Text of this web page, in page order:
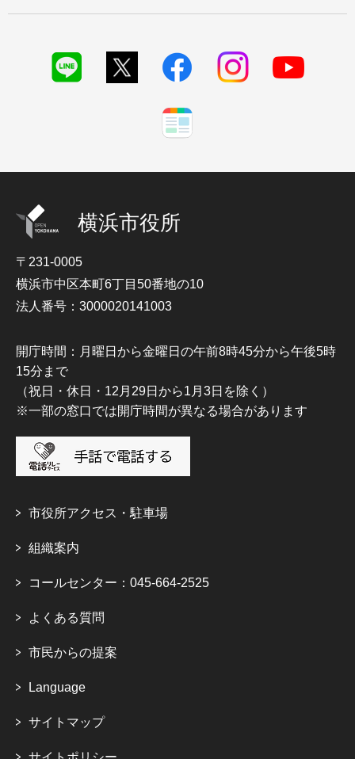
横浜市役所
〒231-0005
横浜市中区本町6丁目50番地の10
法人番号：3000020141003
開庁時間：月曜日から金曜日の午前8時45分から午後5時
15分まで
（祝日・休日・12月29日から1月3日を除く）
※一部の窓口では開庁時間が異なる場合があります
市役所アクセス・駐車場
組織案内
コールセンター：045-664-2525
よくある質問
市民からの提案
Language
サイトマップ